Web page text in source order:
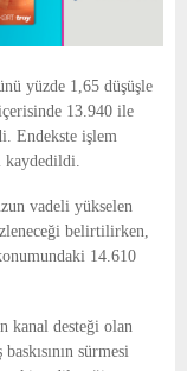
yüzde 1,65 düşüşle
13.940 ile
Endekste işlem
kaydedildi.
vadeli yükselen
belirtilirken,
14.610
kanal desteği olan
sürmesi